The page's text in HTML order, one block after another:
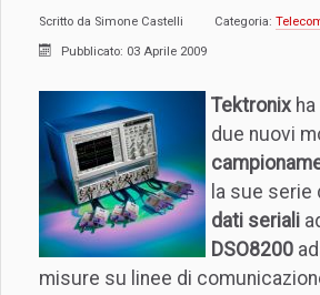
Scritto da Simone Castelli Categoria:
Pubblicato: 03 Aprile 2009
Tektronix
due nuovi
la sue serie
dati seriali
DSO8200
misure su linee di